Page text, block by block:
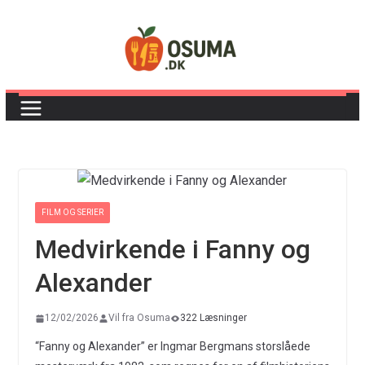
FILM OG SERIER
Medvirkende i Fanny og
Alexander
12/02/2026 Vil fra Osuma 322 Læsninger
“Fanny og Alexander” er Ingmar Bergmans storslåede